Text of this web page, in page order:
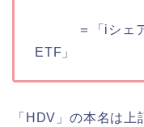
＝「iシェア
ETF」
「HDV」の本名は上